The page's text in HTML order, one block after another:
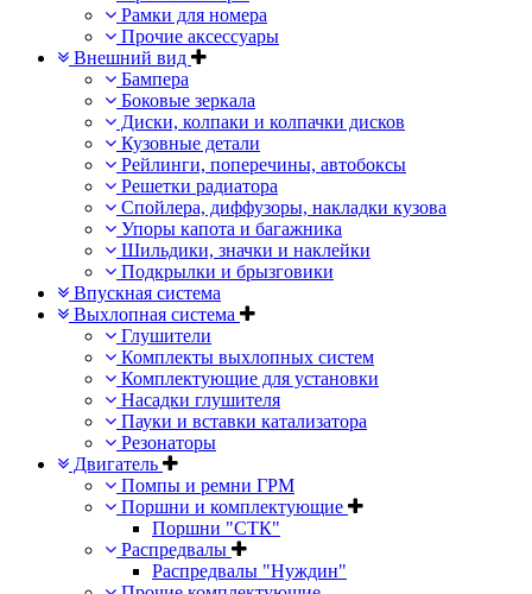
Рамки для номера
Прочие аксессуары
Внешний вид
Бампера
Боковые зеркала
Диски, колпаки и колпачки дисков
Кузовные детали
Рейлинги, поперечины, автобоксы
Решетки радиатора
Спойлера, диффузоры, накладки кузова
Упоры капота и багажника
Шильдики, значки и наклейки
Подкрылки и брызговики
Впускная система
Выхлопная система
Глушители
Комплекты выхлопных систем
Комплектующие для установки
Насадки глушителя
Пауки и вставки катализатора
Резонаторы
Двигатель
Помпы и ремни ГРМ
Поршни и комплектующие
Поршни "СТК"
Распредвалы
Распредвалы "Нуждин"